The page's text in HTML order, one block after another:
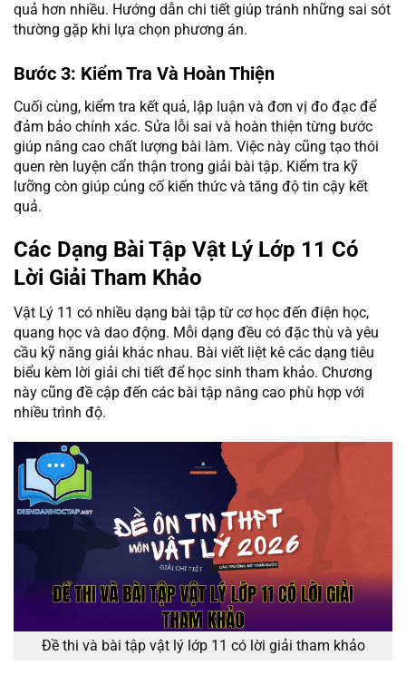
quả hơn nhiều. Hướng dẫn chi tiết giúp tránh những sai sót
thường gặp khi lựa chọn phương án.
Bước 3: Kiểm Tra Và Hoàn Thiện
Cuối cùng, kiểm tra kết quả, lập luận và đơn vị đo đạc để
đảm bảo chính xác. Sửa lỗi sai và hoàn thiện từng bước
giúp nâng cao chất lượng bài làm. Việc này cũng tạo thói
quen rèn luyện cẩn thận trong giải bài tập. Kiểm tra kỹ
lưỡng còn giúp củng cố kiến thức và tăng độ tin cậy kết
quả.
Các Dạng Bài Tập Vật Lý Lớp 11 Có
Lời Giải Tham Khảo
Vật Lý 11 có nhiều dạng bài tập từ cơ học đến điện học,
quang học và dao động. Mỗi dạng đều có đặc thù và yêu
cầu kỹ năng giải khác nhau. Bài viết liệt kê các dạng tiêu
biểu kèm lời giải chi tiết để học sinh tham khảo. Chương
này cũng đề cập đến các bài tập nâng cao phù hợp với
nhiều trình độ.
Đề thi và bài tập vật lý lớp 11 có lời giải tham khảo